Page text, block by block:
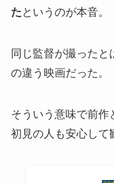
た というのが本音。
同じ監督が撮った
の違う映画だった。
そういう意味で前作
初見の人も安心して